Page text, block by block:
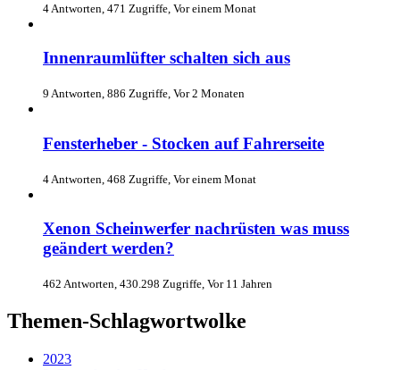
4 Antworten, 471 Zugriffe, Vor einem Monat
Innenraumlüfter schalten sich aus
9 Antworten, 886 Zugriffe, Vor 2 Monaten
Fensterheber - Stocken auf Fahrerseite
4 Antworten, 468 Zugriffe, Vor einem Monat
Xenon Scheinwerfer nachrüsten was muss
geändert werden?
462 Antworten, 430.298 Zugriffe, Vor 11 Jahren
Themen-Schlagwortwolke
2023